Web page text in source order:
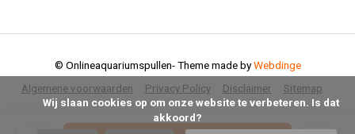
Algemene voorwaarden Privacy Policy Disclaimer Sitemap
© Onlineaquariumspullen- Theme made byWebdinge
akkoord?